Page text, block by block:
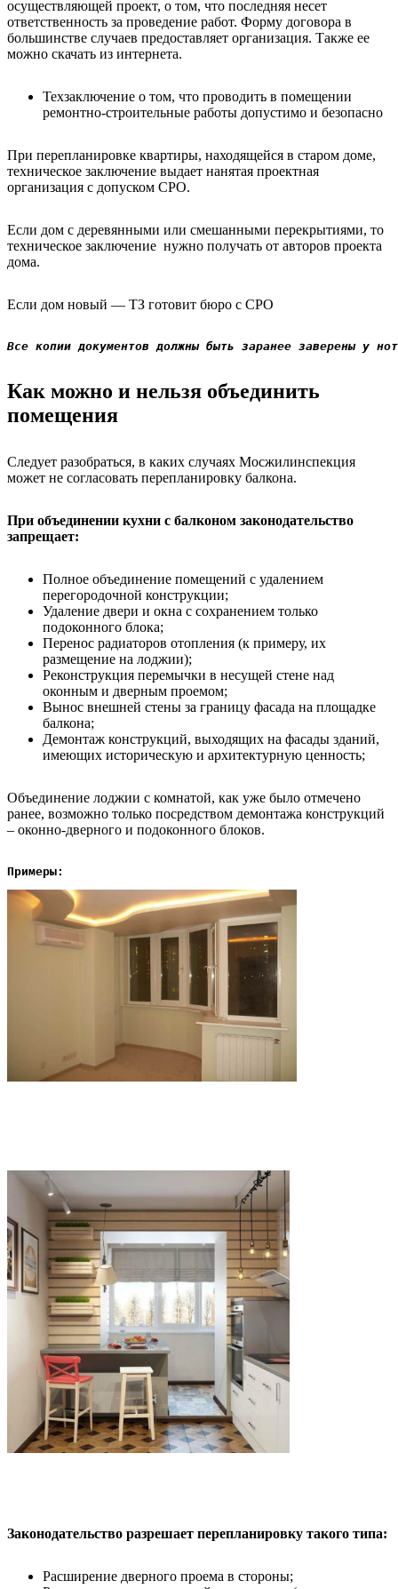
осуществляющей проект, о том, что последняя несет
ответственность за проведение работ. Форму договора в
большинстве случаев предоставляет организация. Также ее
можно скачать из интернета.
Техзаключение о том, что проводить в помещении
ремонтно-строительные работы допустимо и безопасно
При перепланировке квартиры, находящейся в старом доме,
техническое заключение выдает нанятая проектная
организация с допуском СРО.
Если дом с деревянными или смешанными перекрытиями, то
техническое заключение нужно получать от авторов проекта
дома.
Если дом новый — ТЗ готовит бюро с СРО
Все копии документов должны быть заранее заверены у
Как можно и нельзя объединить
помещения
Следует разобраться, в каких случаях Мосжилинспекция
может не согласовать перепланировку балкона.
При объединении кухни с балконом законодательство
запрещает:
Полное объединение помещений с удалением
перегородочной конструкции;
Удаление двери и окна с сохранением только
подоконного блока;
Перенос радиаторов отопления (к примеру, их
размещение на лоджии);
Реконструкция перемычки в несущей стене над
оконным и дверным проемом;
Вынос внешней стены за границу фасада на площадке
балкона;
Демонтаж конструкций, выходящих на фасады зданий,
имеющих историческую и архитектурную ценность;
Объединение лоджии с комнатой, как уже было отмечено
ранее, возможно только посредством демонтажа конструкций
– оконно-дверного и подоконного блоков.
Примеры:
Законодательство разрешает перепланировку такого типа:
Расширение дверного проема в стороны;